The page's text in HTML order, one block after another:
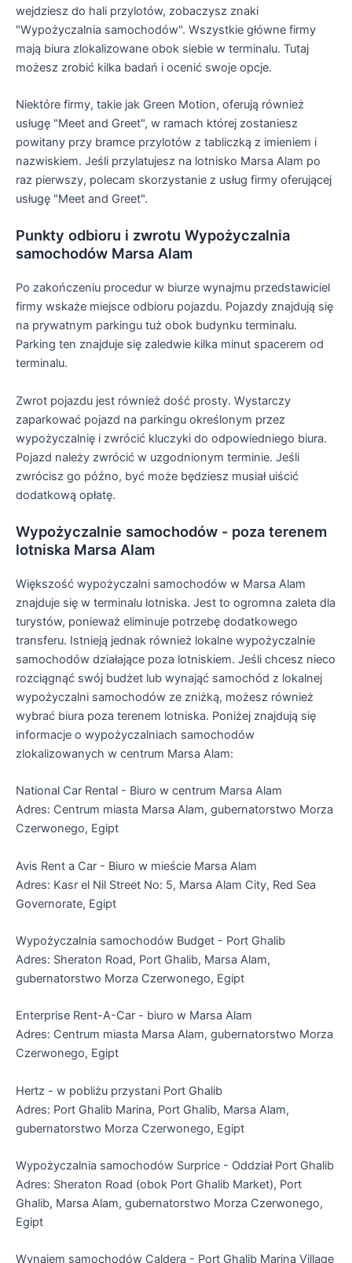
wejdziesz do hali przylotów, zobaczysz znaki
"Wypożyczalnia samochodów". Wszystkie główne firmy
mają biura zlokalizowane obok siebie w terminalu. Tutaj
możesz zrobić kilka badań i ocenić swoje opcje.
Niektóre firmy, takie jak Green Motion, oferują również
usługę "Meet and Greet", w ramach której zostaniesz
powitany przy bramce przylotów z tabliczką z imieniem i
nazwiskiem. Jeśli przylatujesz na lotnisko Marsa Alam po
raz pierwszy, polecam skorzystanie z usług firmy oferującej
usługę "Meet and Greet".
Punkty odbioru i zwrotu Wypożyczalnia
samochodów Marsa Alam
Po zakończeniu procedur w biurze wynajmu przedstawiciel
firmy wskaże miejsce odbioru pojazdu. Pojazdy znajdują się
na prywatnym parkingu tuż obok budynku terminalu.
Parking ten znajduje się zaledwie kilka minut spacerem od
terminalu.
Zwrot pojazdu jest również dość prosty. Wystarczy
zaparkować pojazd na parkingu określonym przez
wypożyczalnię i zwrócić kluczyki do odpowiedniego biura.
Pojazd należy zwrócić w uzgodnionym terminie. Jeśli
zwrócisz go późno, być może będziesz musiał uiścić
dodatkową opłatę.
Wypożyczalnie samochodów - poza terenem
lotniska Marsa Alam
Większość wypożyczalni samochodów w Marsa Alam
znajduje się w terminalu lotniska. Jest to ogromna zaleta dla
turystów, ponieważ eliminuje potrzebę dodatkowego
transferu. Istnieją jednak również lokalne wypożyczalnie
samochodów działające poza lotniskiem. Jeśli chcesz nieco
rozciągnąć swój budżet lub wynająć samochód z lokalnej
wypożyczalni samochodów ze zniżką, możesz również
wybrać biura poza terenem lotniska. Poniżej znajdują się
informacje o wypożyczalniach samochodów
zlokalizowanych w centrum Marsa Alam:
National Car Rental - Biuro w centrum Marsa Alam
Adres: Centrum miasta Marsa Alam, gubernatorstwo Morza
Czerwonego, Egipt
Avis Rent a Car - Biuro w mieście Marsa Alam
Adres: Kasr el Nil Street No: 5, Marsa Alam City, Red Sea
Governorate, Egipt
Wypożyczalnia samochodów Budget - Port Ghalib
Adres: Sheraton Road, Port Ghalib, Marsa Alam,
gubernatorstwo Morza Czerwonego, Egipt
Enterprise Rent-A-Car - biuro w Marsa Alam
Adres: Centrum miasta Marsa Alam, gubernatorstwo Morza
Czerwonego, Egipt
Hertz - w pobliżu przystani Port Ghalib
Adres: Port Ghalib Marina, Port Ghalib, Marsa Alam,
gubernatorstwo Morza Czerwonego, Egipt
Wypożyczalnia samochodów Surprice - Oddział Port Ghalib
Adres: Sheraton Road (obok Port Ghalib Market), Port
Ghalib, Marsa Alam, gubernatorstwo Morza Czerwonego,
Egipt
Wynajem samochodów Caldera - Port Ghalib Marina Village